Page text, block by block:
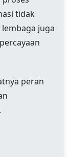
tidak
juga
peran